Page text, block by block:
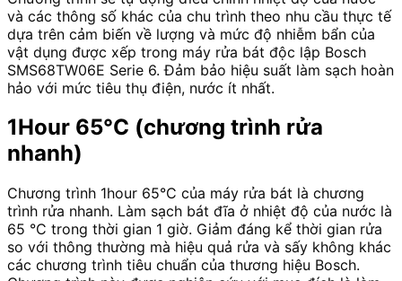
và các thông số khác của chu trình theo nhu cầu thực tế
dựa trên cảm biến về lượng và mức độ nhiễm bẩn của
vật dụng được xếp trong máy rửa bát độc lập Bosch
SMS68TW06E Serie 6. Đảm bảo hiệu suất làm sạch hoàn
hảo với mức tiêu thụ điện, nước ít nhất.
1Hour 65°C (chương trình rửa
nhanh)
Chương trình 1hour 65°C của máy rửa bát là chương
trình rửa nhanh. Làm sạch bát đĩa ở nhiệt độ của nước là
65 °C trong thời gian 1 giờ. Giảm đáng kể thời gian rửa
so với thông thường mà hiệu quả rửa và sấy không khác
các chương trình tiêu chuẩn của thương hiệu Bosch.